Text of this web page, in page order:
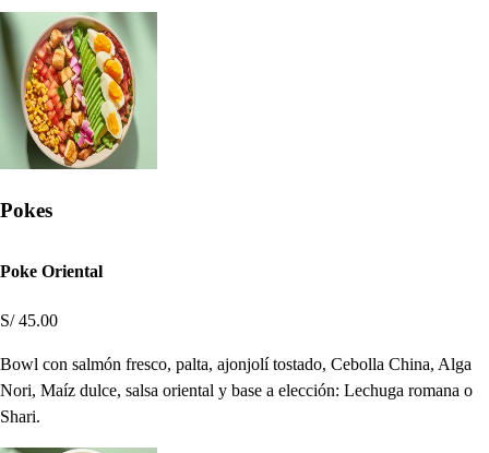
Pokes
Poke Oriental
S/ 45.00
Bowl con salmón fresco, palta, ajonjolí tostado, Cebolla China, Alga
Nori, Maíz dulce, salsa oriental y base a elección: Lechuga romana o
Shari.